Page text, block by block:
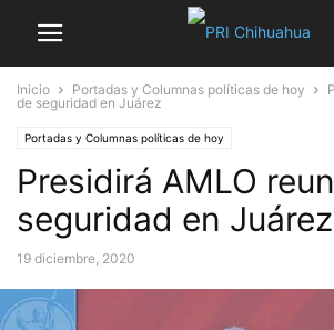
Inicio Portadas y Columnas políticas de hoy
de seguridad en Juárez
Portadas y Columnas políticas de hoy
Presidirá AMLO
seguridad en Juárez
19 diciembre, 2020